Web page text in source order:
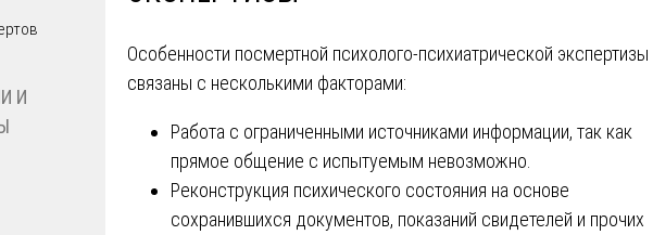
Особенности посмертной психолого-психиатрической экспертизы
связаны с несколькими факторами:
Работа с ограниченными источниками информации, так как
прямое общение с испытуемым невозможно.
Реконструкция психического состояния на основе
сохранившихся документов, показаний свидетелей и прочих
И